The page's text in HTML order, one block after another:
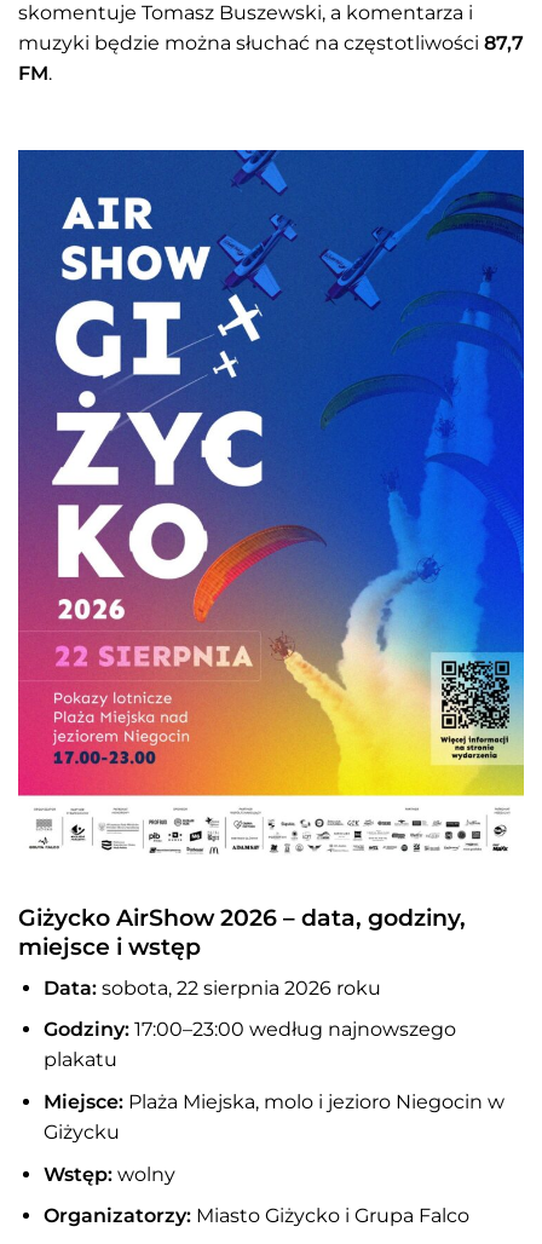
skomentuje Tomasz Buszewski, a komentarza i
muzyki będzie można słuchać na częstotliwości 87,7
FM.
Giżycko AirShow 2026 – data, godziny,
miejsce i wstęp
Data:sobota, 22 sierpnia 2026 roku
Godziny:17:00–23:00 według najnowszego
plakatu
Miejsce:Plaża Miejska, molo i jezioro Niegocin w
Giżycku
Wstęp:wolny
Organizatorzy:Miasto Giżycko i Grupa Falco